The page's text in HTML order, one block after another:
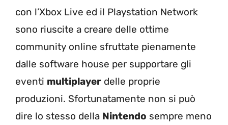
con l’Xbox Live ed il Playstation Network
sono riuscite a creare delle ottime
community online sfruttate pienamente
dalle software house per supportare gli
eventi multiplayer delle proprie
produzioni. Sfortunatamente non si può
dire lo stesso della Nintendo sempre meno